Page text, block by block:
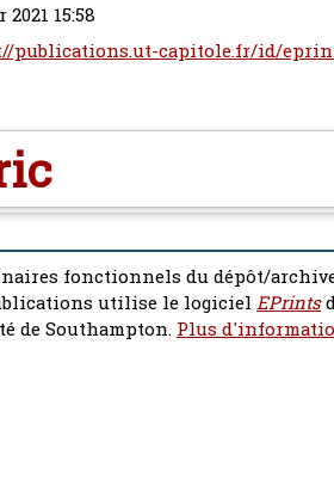
2021 15:58
publications.ut-capitole.fr/id/
fonctionnels du dépôt/
utilise le logiciel EPrints
de Southampton. Plus